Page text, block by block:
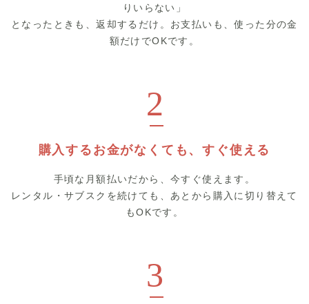
りいらない」
となったときも、返却するだけ。お支払いも、使った分の金
額だけでOKです。
2
購入するお金がなくても、すぐ使える
手頃な月額払いだから、今すぐ使えます。
レンタル・サブスクを続けても、あとから購入に切り替えて
もOKです。
3